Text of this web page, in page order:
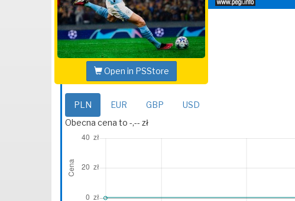
Open in PSStore
PLN EUR GBP
USD
Obecna cena to -,-- zł